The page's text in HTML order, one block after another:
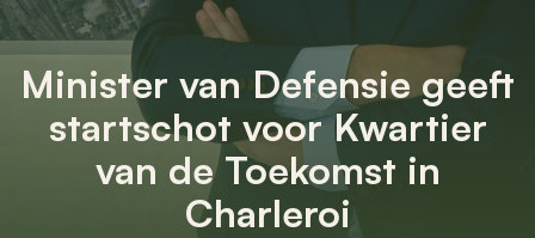
Minister van Defensie geeft
startschot voor Kwartier
van de Toekomst in
Charleroi